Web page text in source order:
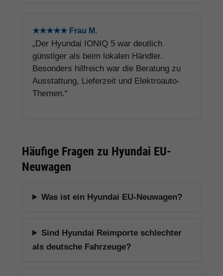
★★★★★ Frau M.
„Der Hyundai IONIQ 5 war deutlich
günstiger als beim lokalen Händler.
Besonders hilfreich war die Beratung zu
Ausstattung, Lieferzeit und Elektroauto-
Themen.“
Häufige Fragen zu Hyundai EU-
Neuwagen
Was ist ein Hyundai EU-Neuwagen?
Sind Hyundai Reimporte schlechter
als deutsche Fahrzeuge?